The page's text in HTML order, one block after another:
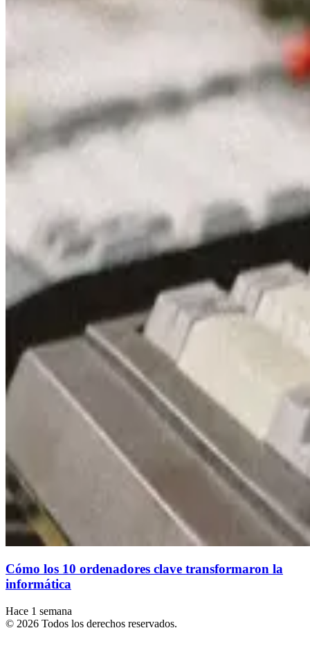
Cómo los 10 ordenadores clave transformaron la
informática
Hace 1 semana
© 2026 Todos los derechos reservados.